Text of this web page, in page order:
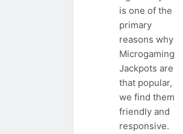
is one of the
primary
reasons why
Microgaming
Jackpots are
that popular,
we find them
friendly and
responsive.